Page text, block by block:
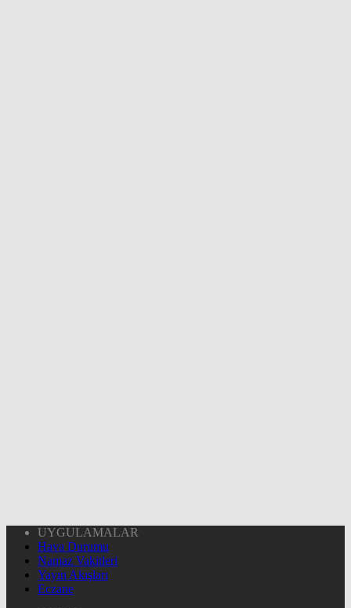
UYGULAMALAR
Hava Durumu
Namaz Vakitleri
Yayın Akışları
Eczane